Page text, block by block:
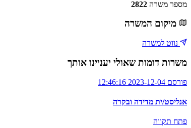
מספר משרה 2822
מיקום המשרה
נווט למשרה
משרות דומות שאולי יעניינו אותך
פורסם 2023-12-04 12:46:16
אנליסט/ית מדידה ובקרה
פתח תקווה